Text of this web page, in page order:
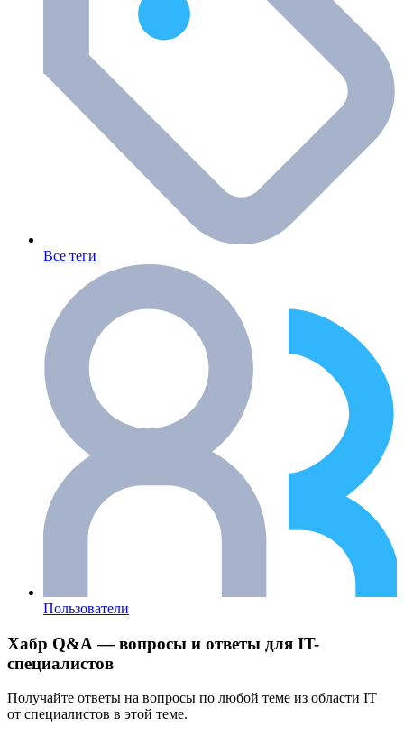
Все теги
Пользователи
Хабр Q&A — вопросы и ответы для IT-
специалистов
Получайте ответы на вопросы по любой теме из области IT
от специалистов в этой теме.